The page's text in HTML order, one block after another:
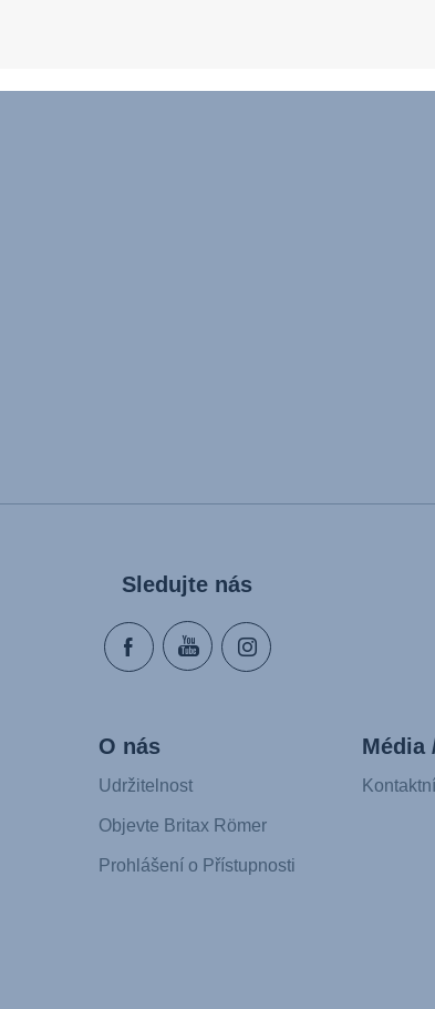
Sledujte nás
O nás
Udržitelnost
Objevte Britax Römer
Prohlášení o Přístupnosti
Média